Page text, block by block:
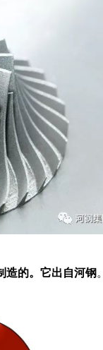
造的。它出自河钢